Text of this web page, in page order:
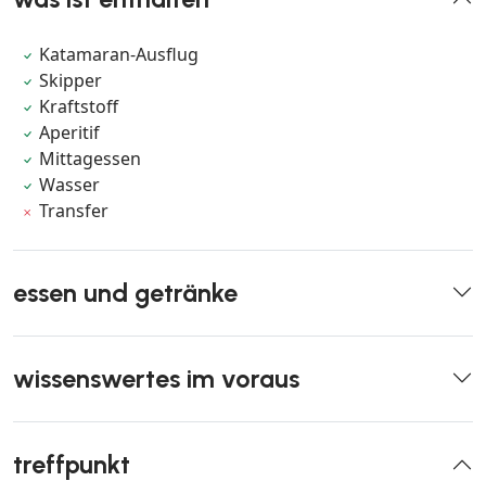
Katamaran-Ausflug
Skipper
Kraftstoff
Aperitif
Mittagessen
Wasser
Transfer
essen und getränke
wissenswertes im voraus
treffpunkt